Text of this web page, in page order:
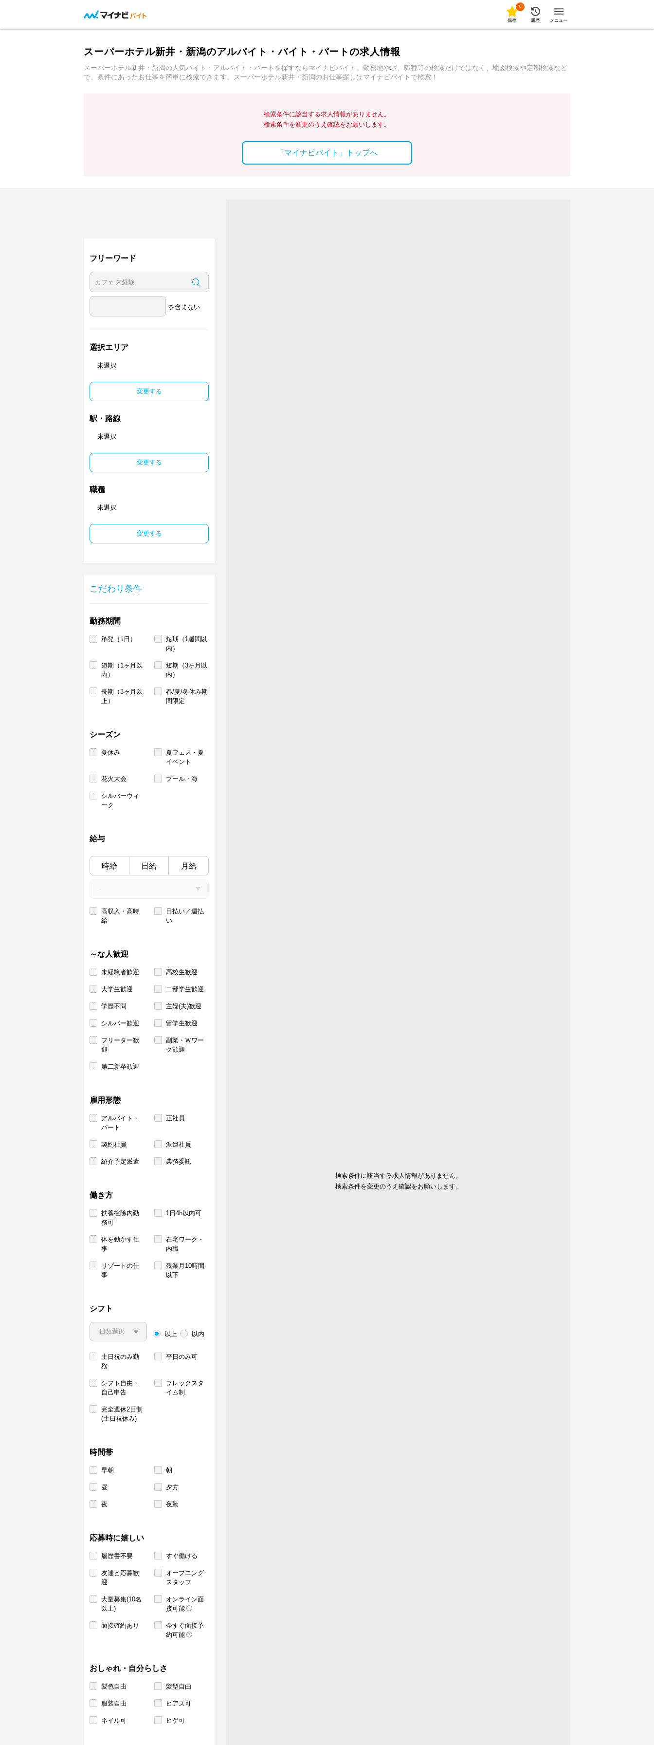
0
保存 履歴 メニュー
スーパーホテル新井・新潟のアルバイト・バイト・パートの求人情報
スーパーホテル新井・新潟の人気バイト・アルバイト・パートを探すならマイナビバイト。勤務地や駅、職種等の検索だけではなく、地図検索や定期検索など
で、条件にあったお仕事を簡単に検索できます。スーパーホテル新井・新潟のお仕事探しはマイナビバイトで検索！
検索条件に該当する求人情報がありません。
検索条件を変更のうえ確認をお願いします。
「マイナビバイト」トップへ
フリーワード
を含まない
選択エリア
未選択
変更する
駅・路線
未選択
変更する
職種
未選択
変更する
こだわり条件
勤務期間
単発（1日）
短期（1週間以
内）
短期（1ヶ月以
内）
短期（3ヶ月以
内）
長期（3ヶ月以
上）
春/夏/冬休み期
間限定
シーズン
夏休み
夏フェス・夏
イベント
花火大会 プール・海
シルバーウィ
ーク
給与
時給 日給 月給
高収入・高時
給
日払い／週払
い
～な人歓迎
未経験者歓迎 高校生歓迎
大学生歓迎 二部学生歓迎
学歴不問 主婦(夫)歓迎
シルバー歓迎 留学生歓迎
フリーター歓
迎
副業・Ｗワー
ク歓迎
第二新卒歓迎
雇用形態
アルバイト・
パート
正社員
契約社員 派遣社員
紹介予定派遣 業務委託
働き方
扶養控除内勤
務可
1日4h以内可
体を動かす仕
事
在宅ワーク・
内職
リゾートの仕
事
残業月10時間
以下
シフト
以上 以内
土日祝のみ勤
務
平日のみ可
シフト自由・
自己申告
フレックスタ
イム制
完全週休2日制
(土日祝休み)
時間帯
早朝 朝
昼 夕方
夜 夜勤
応募時に嬉しい
履歴書不要 すぐ働ける
友達と応募歓
迎
オープニング
スタッフ
大量募集(10名
以上)
オンライン面
接可能
面接確約あり
今すぐ面接予
約可能
おしゃれ・自分らしさ
髪色自由 髪型自由
服装自由 ピアス可
ネイル可 ヒゲ可
検索条件に該当する求人情報がありません。
検索条件を変更のうえ確認をお願いします。